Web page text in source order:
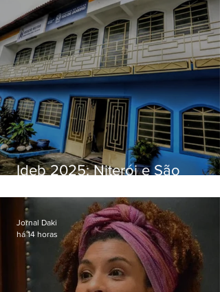
Ideb 2025: Niterói e São
distintos no ensino médio; veja
Jornal Daki
há 14 horas